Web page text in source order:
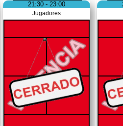
21:30 - 23:00
Jugadores